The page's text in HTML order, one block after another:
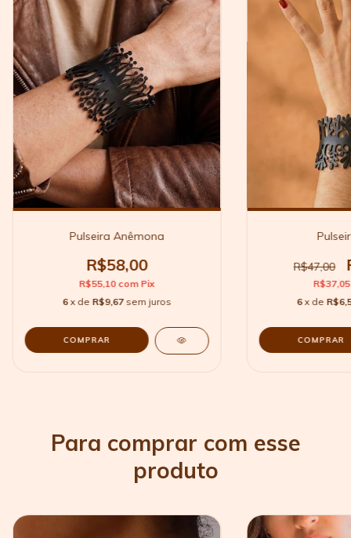
Pulseira Anêmona
R$58,00
R$55,10 com Pix
6 x de R$9,67 sem juros
R$47,00
6 x de
Para comprar com esse
produto